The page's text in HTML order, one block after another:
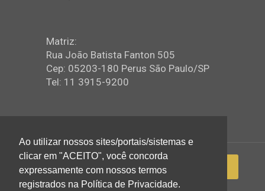
Matriz:
Rua João Batista Fanton 505
Cep: 05203-180 Perus São Paulo/SP
Tel: 11 3915-9200
Ao utilizar nossos sites/portais/sistemas e
clicar em "ACEITO", você concorda
expressamente com nossos termos
registrados na Política de Privacidade.